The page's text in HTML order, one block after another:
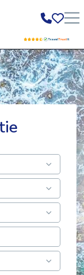
Gratis annuleren